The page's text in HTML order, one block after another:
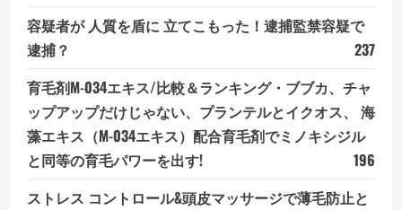
容疑者が 人質を盾に 立てこもった！逮捕監禁容疑で
逮捕？
237
育毛剤M-034エキス/比較＆ランキング・ブブカ、チャ
ップアップだけじゃない、プランテルとイクオス、 海
藻エキス（M-034エキス）配合育毛剤でミノキシジル
と同等の育毛パワーを出す!
196
ストレス コントロール&頭皮マッサージで薄毛防止と